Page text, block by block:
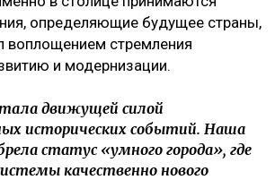
определяющие будущее страны,
воплощением стремления
и модернизации.
движущей силой
исторических событий. Наша
статус «умного города», где
качественно нового